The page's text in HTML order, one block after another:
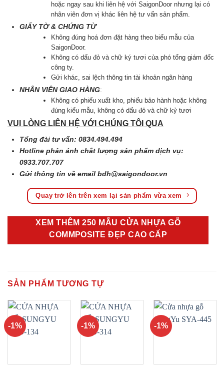
hoặc ngay sau khi liên hệ với SaigonDoor nhưng lại có
nhân viên đơn vị khác liên hệ tư vấn sản phẩm.
GIẤY TỜ & CHỨNG TỪ
Không đúng hoá đơn đặt hàng theo biểu mẫu của
SaigonDoor.
Không có dấu đỏ và chữ ký tươi của phó tổng giám đốc
công ty.
Gửi khác, sai lệch thông tin tài khoản ngân hàng
NHÂN VIÊN GIAO HÀNG:
Không có phiếu xuất kho, phiếu bảo hành hoặc không
đúng kiểu mẫu, không có dấu đỏ và chữ kỷ tươi
VUI LÒNG LIÊN HỆ VỚI CHÚNG TÔI QUA
Tổng đài tư vấn: 0834.494.494
Hotline phản ánh chất lượng sản phẩm dịch vụ:
0933.707.707
Gửi thông tin về emailbdh@saigondoor.vn
Quay trở lên trên xem lại sản phẩm vừa xem
XEM THÊM 250 MẪU CỬA NHỰA GỖ
COMMPOSITE ĐẸP CAO CẤP
SẢN PHẨM TƯƠNG TỰ
-1% -1% -1%